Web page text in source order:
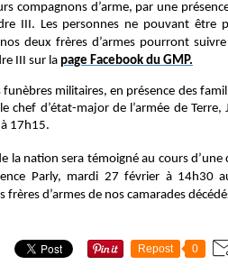
compagnons d’arme, par une
III. Les personnes ne pouvant être
deux frères d’armes pourront
III sur la page Facebook du GMP.
funèbres militaires, en présence des
chef d’état-major de l’armée de Terre,
17h15.
la nation sera témoigné au cours
Parly, mardi 27 février à 14h30
frères d’armes de nos camarades
Repost 0